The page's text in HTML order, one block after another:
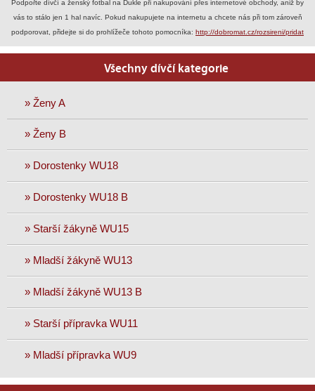
Podpořte dívčí a ženský fotbal na Dukle při nakupování přes internetové obchody, aniž by
vás to stálo jen 1 hal navíc. Pokud nakupujete na internetu a chcete nás při tom zároveň
podporovat, přidejte si do prohlížeče tohoto pomocníka: http://dobromat.cz/rozsireni/pridat
Všechny dívčí kategorie
» Ženy A
» Ženy B
» Dorostenky WU18
» Dorostenky WU18 B
» Starší žákyně WU15
» Mladší žákyně WU13
» Mladší žákyně WU13 B
» Starší přípravka WU11
» Mladší přípravka WU9